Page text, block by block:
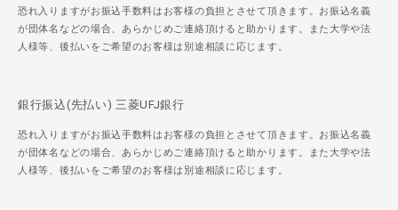
恐れ入りますがお振込手数料はお客様の負担とさせて頂きます。お振込名義
が団体名などの場合、あらかじめご連絡頂けると助かります。また大学や法
人様等、後払いをご希望のお客様は別途相談に応じます。
銀行振込(先払い) 三菱UFJ銀行
恐れ入りますがお振込手数料はお客様の負担とさせて頂きます。お振込名義
が団体名などの場合、あらかじめご連絡頂けると助かります。また大学や法
人様等、後払いをご希望のお客様は別途相談に応じます。